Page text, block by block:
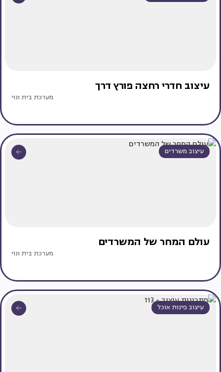
עיצוב חדרי רחצה פורץ דרך
מערכת בית ונוי
עיצוב משרדים
עולם המחר של המשרדים
מערכת בית ונוי
עיצוב פינות אוכל